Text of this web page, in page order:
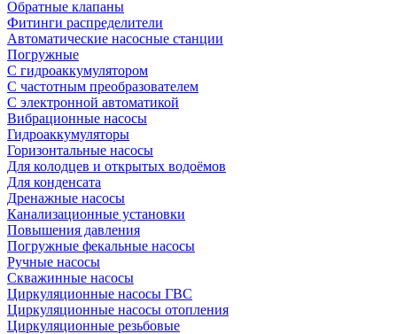
Обратные клапаны
Фитинги распределители
Автоматические насосные станции
Погружные
С гидроаккумулятором
С частотным преобразователем
С электронной автоматикой
Вибрационные насосы
Гидроаккумуляторы
Горизонтальные насосы
Для колодцев и открытых водоёмов
Для конденсата
Дренажные насосы
Канализационные установки
Повышения давления
Погружные фекальные насосы
Ручные насосы
Скважинные насосы
Циркуляционные насосы ГВС
Циркуляционные насосы отопления
Циркуляционные резьбовые